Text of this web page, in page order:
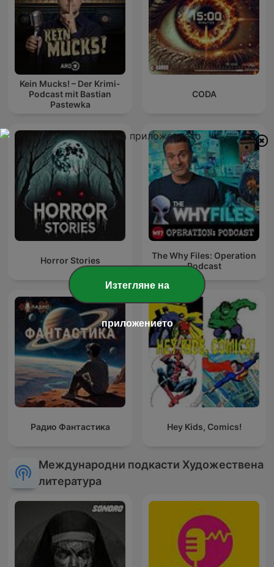
Kein Mucks! – Der Krimi-
Podcast mit Bastian
Pastewka
CODA
Horror Stories
The Why Files: Operation
Podcast
Радио Фантастика Hey Kids, Comics!
Международни подкасти Художествена
литература
Изтегляне на
приложението